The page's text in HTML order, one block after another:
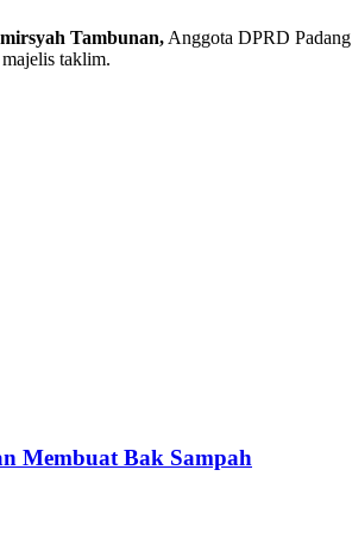
Tambunan, Anggota DPRD Padang
taklim.
Membuat Bak Sampah